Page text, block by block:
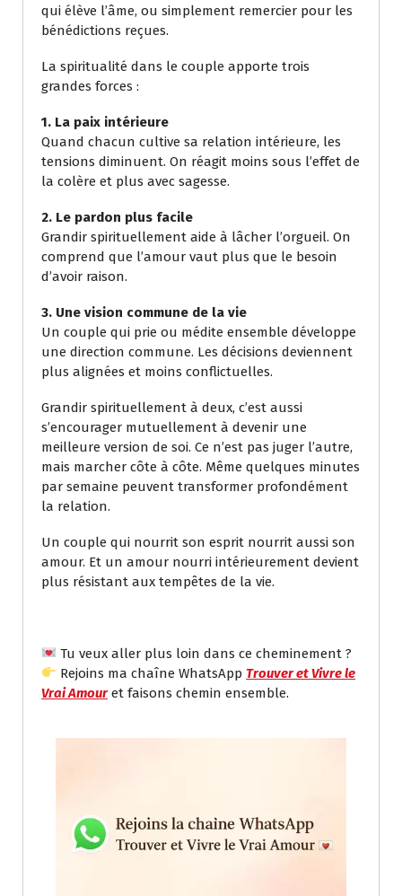
qui élève l’âme, ou simplement remercier pour les
bénédictions reçues.
La spiritualité dans le couple apporte trois
grandes forces :
1. La paix intérieure
Quand chacun cultive sa relation intérieure, les
tensions diminuent. On réagit moins sous l’effet de
la colère et plus avec sagesse.
2. Le pardon plus facile
Grandir spirituellement aide à lâcher l’orgueil. On
comprend que l’amour vaut plus que le besoin
d’avoir raison.
3. Une vision commune de la vie
Un couple qui prie ou médite ensemble développe
une direction commune. Les décisions deviennent
plus alignées et moins conflictuelles.
Grandir spirituellement à deux, c’est aussi
s’encourager mutuellement à devenir une
meilleure version de soi. Ce n’est pas juger l’autre,
mais marcher côte à côte. Même quelques minutes
par semaine peuvent transformer profondément
la relation.
Un couple qui nourrit son esprit nourrit aussi son
amour. Et un amour nourri intérieurement devient
plus résistant aux tempêtes de la vie.
Tu veux aller plus loin dans ce cheminement ?
Rejoins ma chaîne WhatsAppTrouver et Vivre le
Vrai Amouret faisons chemin ensemble.